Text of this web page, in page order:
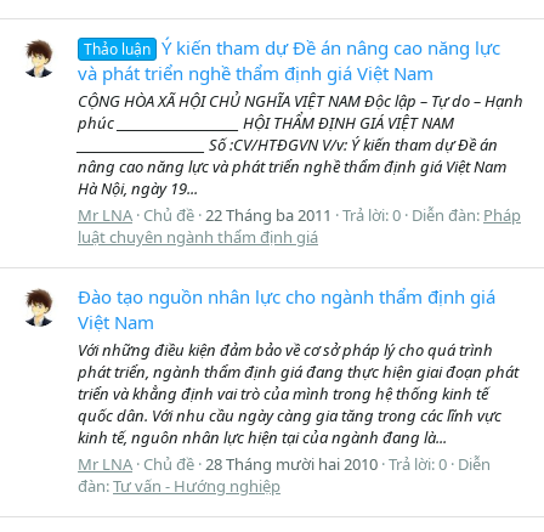
Thảo luận Ý kiến tham dự Đề án nâng cao năng lực
và phát triển nghề thẩm định giá Việt Nam
CỘNG HÒA XÃ HỘI CHỦ NGHĨA VIỆT NAM Độc lập – Tự do – Hạnh
phúc ____________________ HỘI THẨM ĐỊNH GIÁ VIỆT NAM
_____________________ Số :CV/HTĐGVN V/v: Ý kiến tham dự Đề án
nâng cao năng lực và phát triển nghề thẩm định giá Việt Nam
Hà Nội, ngày 19...
Mr LNA Chủ đề 22 Tháng ba 2011 Trả lời: 0 Diễn đàn: Pháp
luật chuyên ngành thẩm định giá
Đào tạo nguồn nhân lực cho ngành thẩm định giá
Việt Nam
Với những điều kiện đảm bảo về cơ sở pháp lý cho quá trình
phát triển, ngành thẩm định giá đang thực hiện giai đoạn phát
triển và khẳng định vai trò của mình trong hệ thống kinh tế
quốc dân. Với nhu cầu ngày càng gia tăng trong các lĩnh vực
kinh tế, nguôn nhân lực hiện tại của ngành đang là...
Mr LNA Chủ đề 28 Tháng mười hai 2010 Trả lời: 0 Diễn
đàn:Tư vấn - Hướng nghiệp